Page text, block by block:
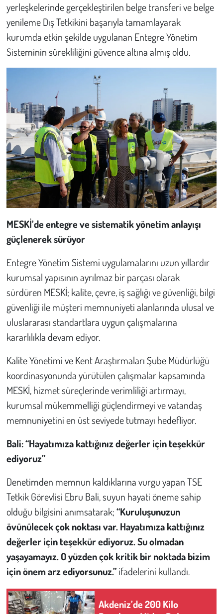
yerleşkelerinde gerçekleştirilen belge transferi ve belge
yenileme Dış Tetkikini başarıyla tamamlayarak
kurumda etkin şekilde uygulanan Entegre Yönetim
Sisteminin sürekliliğini güvence altına almış oldu.
MESKİ’de entegre ve sistematik yönetim anlayışı
güçlenerek sürüyor
Entegre Yönetim Sistemi uygulamalarını uzun yıllardır
kurumsal yapısının ayrılmaz bir parçası olarak
sürdüren MESKİ; kalite, çevre, iş sağlığı ve güvenliği, bilgi
güvenliği ile müşteri memnuniyeti alanlarında ulusal ve
uluslararası standartlara uygun çalışmalarına
kararlılıkla devam ediyor.
Kalite Yönetimi ve Kent Araştırmaları Şube Müdürlüğü
koordinasyonunda yürütülen çalışmalar kapsamında
MESKİ, hizmet süreçlerinde verimliliği artırmayı,
kurumsal mükemmelliği güçlendirmeyi ve vatandaş
memnuniyetini en üst seviyede tutmayı hedefliyor.
Bali: “Hayatımıza kattığınız değerler için teşekkür
ediyoruz”
Denetimden memnun kaldıklarına vurgu yapan TSE
Tetkik Görevlisi Ebru Bali, suyun hayati öneme sahip
olduğu bilgisini anımsatarak;“Kuruluşunuzun
övünülecek çok noktası var. Hayatımıza kattığınız
değerler için teşekkür ediyoruz. Su olmadan
yaşayamayız. O yüzden çok kritik bir noktada bizim
için önem arz ediyorsunuz.”ifadelerini kullandı.
Akdeniz’de 200 Kilo